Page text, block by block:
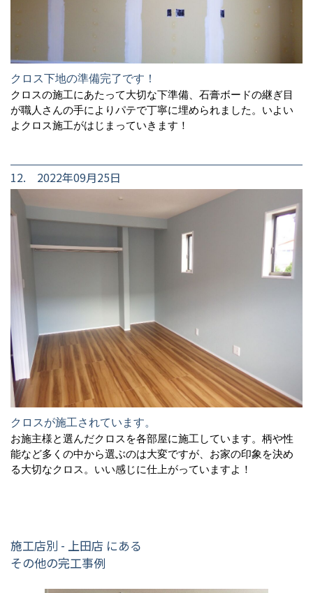
クロス下地の準備完了です！
クロスの施工にあたって大切な下準備、石膏ボードの継ぎ目
が職人さんの手によりパテで丁寧に埋められました。いよい
よクロス施工がはじまっていきます！
12. 2022年09月25日
クロスが施工されています。
お施主様と選んだクロスを各部屋に施工しています。柄や性
能など多くの中から選ぶのは大変ですが、お家の印象を決め
る大切なクロス。いい感じに仕上がっていますよ！
施工店別 - 上田店 にある
その他の完工事例